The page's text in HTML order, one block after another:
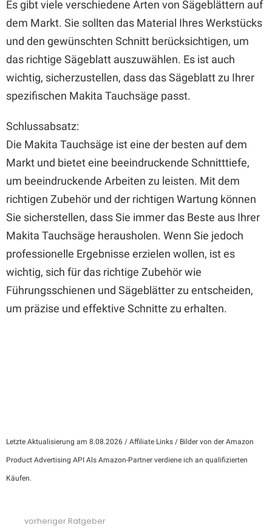
Es gibt viele verschiedene Arten von Sägeblättern auf
dem Markt. Sie sollten das Material Ihres Werkstücks
und den gewünschten Schnitt berücksichtigen, um
das richtige Sägeblatt auszuwählen. Es ist auch
wichtig, sicherzustellen, dass das Sägeblatt zu Ihrer
spezifischen Makita Tauchsäge passt.
Schlussabsatz:
Die Makita Tauchsäge ist eine der besten auf dem
Markt und bietet eine beeindruckende Schnitttiefe,
um beeindruckende Arbeiten zu leisten. Mit dem
richtigen Zubehör und der richtigen Wartung können
Sie sicherstellen, dass Sie immer das Beste aus Ihrer
Makita Tauchsäge herausholen. Wenn Sie jedoch
professionelle Ergebnisse erzielen wollen, ist es
wichtig, sich für das richtige Zubehör wie
Führungsschienen und Sägeblätter zu entscheiden,
um präzise und effektive Schnitte zu erhalten.
Letzte Aktualisierung am 8.08.2026 / Affiliate Links / Bilder von der Amazon
Product Advertising API Als Amazon-Partner verdiene ich an qualifizierten
Käufen.
vorheriger Ratgeber